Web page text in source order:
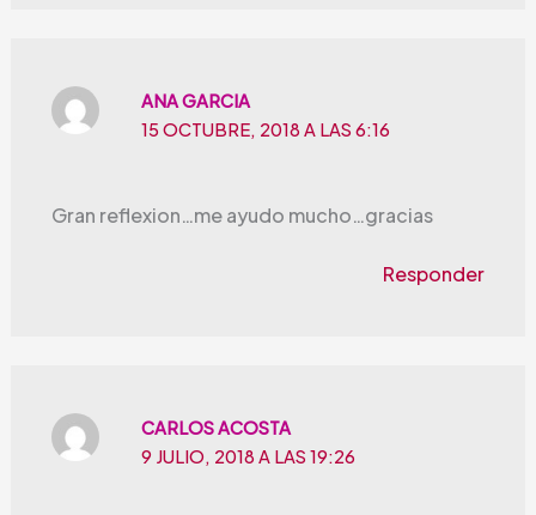
ANA GARCIA
15 OCTUBRE, 2018 A LAS 6:16
Gran reflexion…me ayudo mucho…gracias
Responder
CARLOS ACOSTA
9 JULIO, 2018 A LAS 19:26